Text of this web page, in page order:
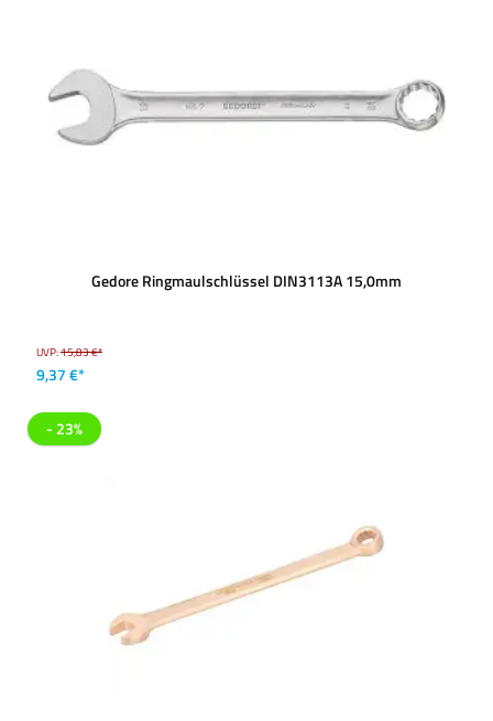
Gedore Ringmaulschlüssel DIN3113A 15,0mm
UVP:15,83 €*
9,37 €*
- 23%